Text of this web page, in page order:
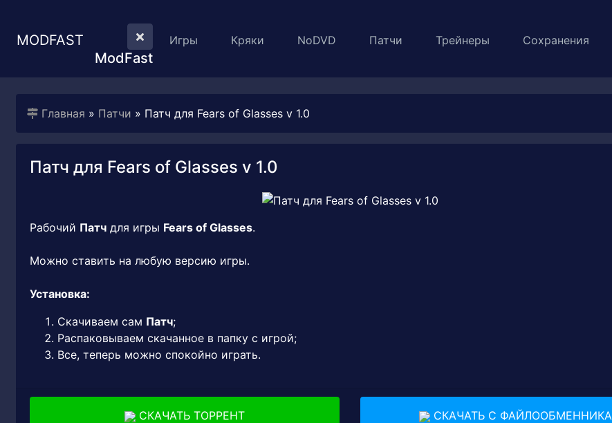
MODFAST
ModFast
Игры Кряки NoDVD Патчи Трейнеры Сохранения
Главная » Патчи » Патч для Fears of Glasses v 1.0
Патч для Fears of Glasses v 1.0
Рабочий Патч для игры Fears of Glasses.
Можно ставить на любую версию игры.
Установка:
Скачиваем сам Патч;
Распаковываем скачанное в папку с игрой;
Все, теперь можно спокойно играть.
СКАЧАТЬ ТОРРЕНТ СКАЧАТЬ С ФАЙЛООБМЕННИКА